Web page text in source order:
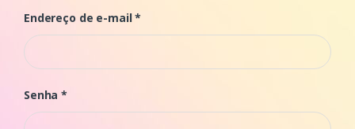
Endereço de e-mail*
Senha*